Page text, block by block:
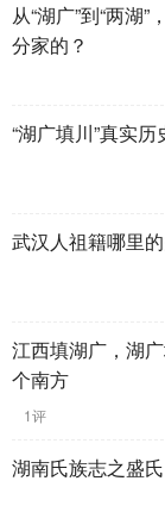
从“湖广”到“两湖
分家的？
“湖广填川”真实历
武汉人祖籍哪里
江西填湖广，湖
个南方
1评
湖南氏族志之盛氏